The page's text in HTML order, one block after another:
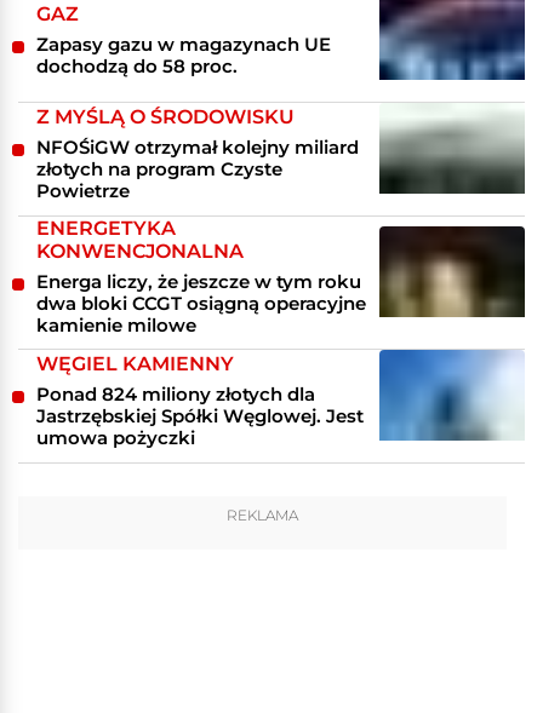
GAZ
Zapasy gazu w magazynach UE
dochodzą do 58 proc.
Z MYŚLĄ O ŚRODOWISKU
NFOŚiGW otrzymał kolejny miliard
złotych na program Czyste
Powietrze
ENERGETYKA
KONWENCJONALNA
Energa liczy, że jeszcze w tym roku
dwa bloki CCGT osiągną operacyjne
kamienie milowe
WĘGIEL KAMIENNY
Ponad 824 miliony złotych dla
Jastrzębskiej Spółki Węglowej. Jest
umowa pożyczki
REKLAMA